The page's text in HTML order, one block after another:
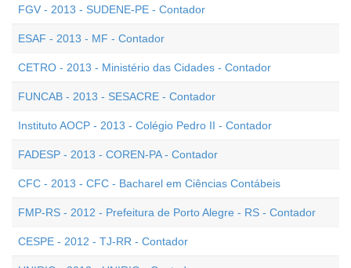
FGV - 2013 - SUDENE-PE - Contador
ESAF - 2013 - MF - Contador
CETRO - 2013 - Ministério das Cidades - Contador
FUNCAB - 2013 - SESACRE - Contador
Instituto AOCP - 2013 - Colégio Pedro II - Contador
FADESP - 2013 - COREN-PA - Contador
CFC - 2013 - CFC - Bacharel em Ciências Contábeis
FMP-RS - 2012 - Prefeitura de Porto Alegre - RS - Contador
CESPE - 2012 - TJ-RR - Contador